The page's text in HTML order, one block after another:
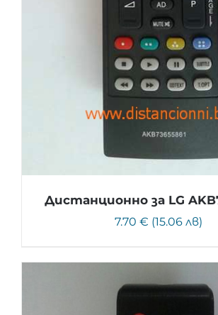
Дистанционно за LG
7.70 € (15.06 лв)